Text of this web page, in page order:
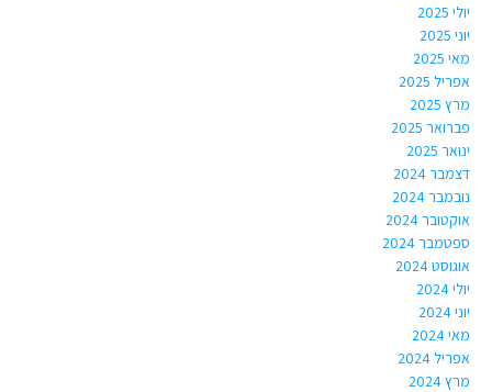
יולי 2025
יוני 2025
מאי 2025
אפריל 2025
מרץ 2025
פברואר 2025
ינואר 2025
דצמבר 2024
נובמבר 2024
אוקטובר 2024
ספטמבר 2024
אוגוסט 2024
יולי 2024
יוני 2024
מאי 2024
אפריל 2024
מרץ 2024